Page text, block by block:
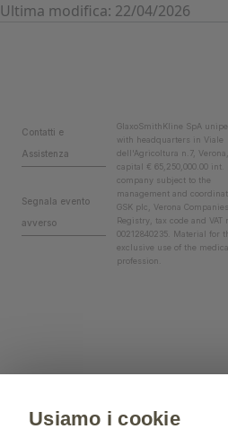
Ultima modifica: 22/04/2026
Contatti e
Assistenza
Segnala evento
avverso
GlaxoSmithKline SpA
with headquarters in Viale
dell'Agricoltura n.7,
capital € 65,250,000.00 int.
company subject to the
management and
GSK plc, Verona Companies
Registry, tax code and VAT
00212840235. Material for
exclusive use of the
profession.
Usiamo i cookie